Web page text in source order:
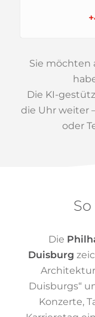
Sie möchten
Die KI-
die Uhr weiter
oder
Die
Duisburg
Architektur
Duisburgs“
Konzerte,